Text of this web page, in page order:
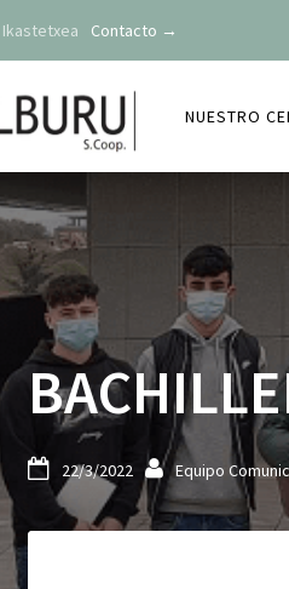
Ikastetxea Contacto →
NUESTRO
 22/3/2022  Equipo